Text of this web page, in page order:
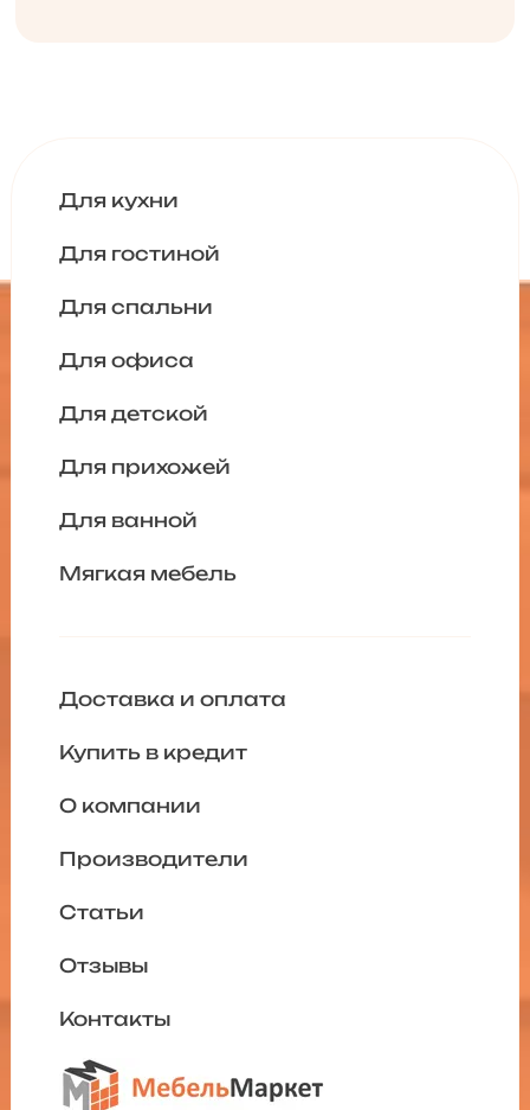
Для кухни
Для гостиной
Для спальни
Для офиса
Для детской
Для прихожей
Для ванной
Мягкая мебель
Доставка и оплата
Купить в кредит
О компании
Производители
Статьи
Отзывы
Контакты